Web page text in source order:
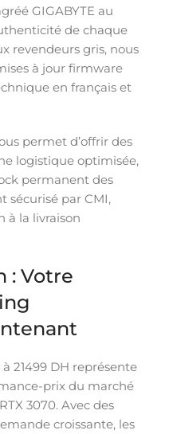
GIGABYTE au
de chaque
revendeurs gris, nous
à jour firmware
en français et
permet d’offrir des
logistique optimisée,
permanent des
sécurisé par CMI,
à la livraison
: Votre
à 21499 DH représente
prix du marché
3070. Avec des
croissante, les